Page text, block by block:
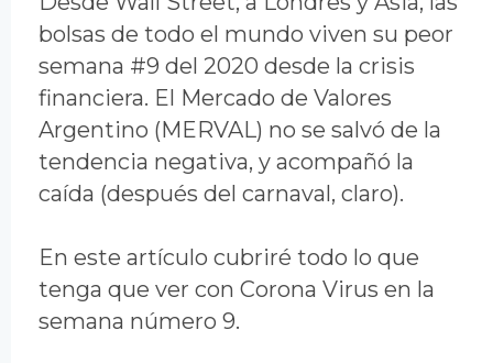
bolsas de todo el mundo viven su peor
semana #9 del 2020 desde la crisis
financiera. El Mercado de Valores
Argentino (MERVAL) no se salvó de la
tendencia negativa, y acompañó la
caída (después del carnaval, claro).
En este artículo cubriré todo lo que
tenga que ver con Corona Virus en la
semana número 9.